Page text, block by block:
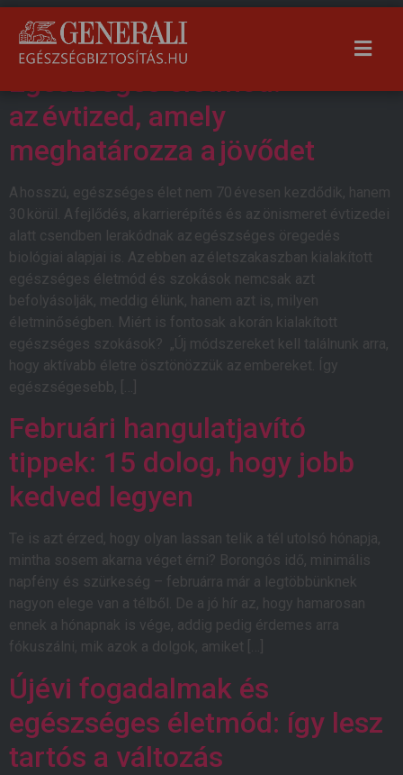
Szerző:deakpeter
Egészséges életmód:
az évtized, amely
meghatározza a jövődet
A hosszú, egészséges élet nem 70 évesen kezdődik, hanem
30 körül. A fejlődés, a karrierépítés és az önismeret évtizedei
alatt csendben lerakódnak az egészséges öregedés
biológiai alapjai is. Az ebben az életszakaszban kialakított
egészséges életmód és szokások nemcsak azt
befolyásolják, meddig élünk, hanem azt is, milyen
életminőségben. Miért is fontosak a korán kialakított
egészséges szokások? „Új módszereket kell találnunk arra,
hogy aktívabb életre ösztönözzük az embereket. Így
egészségesebb, […]
Februári hangulatjavító
tippek: 15 dolog, hogy jobb
kedved legyen
Te is azt érzed, hogy olyan lassan telik a tél utolsó hónapja,
mintha sosem akarna véget érni? Borongós idő, minimális
napfény és szürkeség – februárra már a legtöbbünknek
nagyon elege van a télből. De a jó hír az, hogy hamarosan
ennek a hónapnak is vége, addig pedig érdemes arra
fókuszálni, mik azok a dolgok, amiket […]
Újévi fogadalmak és
egészséges életmód: így lesz
tartós a változás